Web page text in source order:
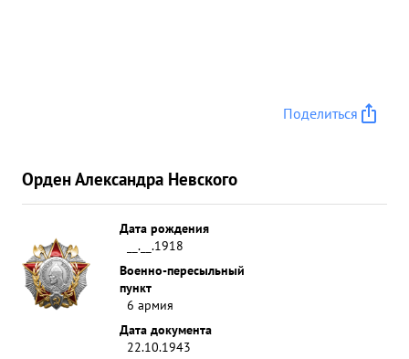
Поделиться
Орден Александра Невского
Дата рождения
__.__.1918
Военно-пересыльный
пункт
6 армия
Дата документа
22.10.1943